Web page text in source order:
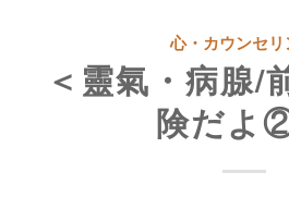
心・カウンセ
＜靈氣・病腺/
険だよ